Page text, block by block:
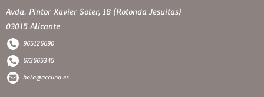
Avda. Pintor Xavier Soler, 18 (Rotonda Jesuitas)
03015 Alicante
965126690
673665345
hola@accuna.es